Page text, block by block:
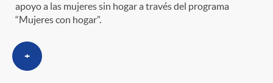
apoyo a las mujeres sin hogar a través del programa
“Mujeres con hogar”.
+